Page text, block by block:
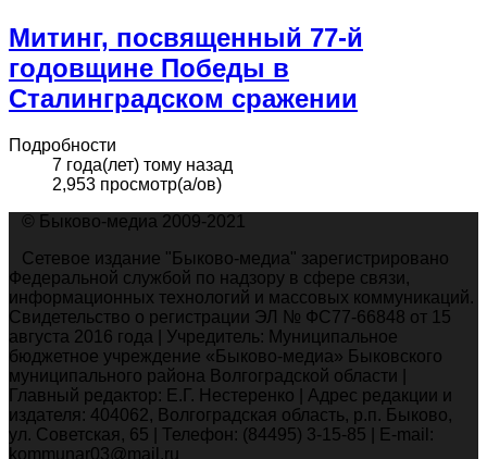
Митинг, посвященный 77-й
годовщине Победы в
Сталинградском сражении
Подробности
7 года(лет) тому назад
2,953 просмотр(а/ов)
© Быково-медиа 2009-2021
Сетевое издание "Быково-медиа" зарегистрировано
Федеральной службой по надзору в сфере связи,
информационных технологий и массовых коммуникаций.
Свидетельство о регистрации ЭЛ № ФС77-66848 от 15
августа 2016 года | Учредитель: Муниципальное
бюджетное учреждение «Быково-медиа» Быковского
муниципального района Волгоградской области |
Главный редактор: Е.Г. Нестеренко | Адрес редакции и
издателя: 404062, Волгоградская область, р.п. Быково,
ул. Советская, 65 | Телефон: (84495) 3-15-85 | E-mail:
kommunar03@mail.ru